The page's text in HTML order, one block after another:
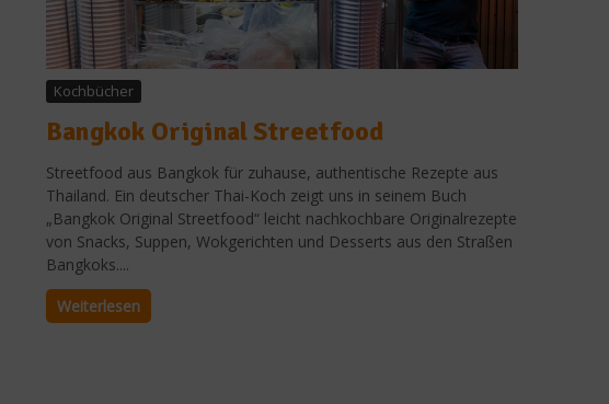
Kochbücher
Bangkok Original Streetfood
Streetfood aus Bangkok für zuhause, authentische Rezepte aus
Thailand. Ein deutscher Thai-Koch zeigt uns in seinem Buch
„Bangkok Original Streetfood“ leicht nachkochbare Originalrezepte
von Snacks, Suppen, Wokgerichten und Desserts aus den Straßen
Bangkoks....
Weiterlesen